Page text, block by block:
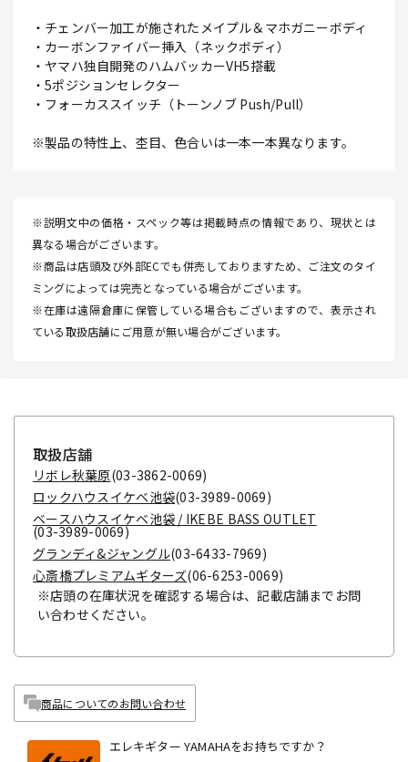
・チェンバー加工が施されたメイプル＆マホガニーボディ
・カーボンファイバー挿入（ネックボディ）
・ヤマハ独自開発のハムバッカーVH5搭載
・5ポジションセレクター
・フォーカススイッチ（トーンノブ Push/Pull）
※製品の特性上、杢目、色合いは一本一本異なります。
※説明文中の価格・スペック等は掲載時点の情報であり、現状とは
異なる場合がございます。
※商品は店頭及び外部ECでも併売しておりますため、ご注文のタイ
ミングによっては完売となっている場合がございます。
※在庫は遠隔倉庫に保管している場合もございますので、表示され
ている取扱店舗にご用意が無い場合がございます。
取扱店舗
リボレ秋葉原(03-3862-0069)
ロックハウスイケベ池袋(03-3989-0069)
ベースハウスイケベ池袋 / IKEBE BASS OUTLET
(03-3989-0069)
グランディ&ジャングル(03-6433-7969)
心斎橋プレミアムギターズ(06-6253-0069)
※店頭の在庫状況を確認する場合は、記載店舗までお問
い合わせください。
商品についてのお問い合わせ
エレキギター YAMAHAをお持ちですか？